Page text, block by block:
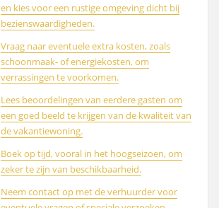
en kies voor een rustige omgeving dicht bij
bezienswaardigheden.
Vraag naar eventuele extra kosten, zoals
schoonmaak- of energiekosten, om
verrassingen te voorkomen.
Lees beoordelingen van eerdere gasten om
een goed beeld te krijgen van de kwaliteit van
de vakantiewoning.
Boek op tijd, vooral in het hoogseizoen, om
zeker te zijn van beschikbaarheid.
Neem contact op met de verhuurder voor